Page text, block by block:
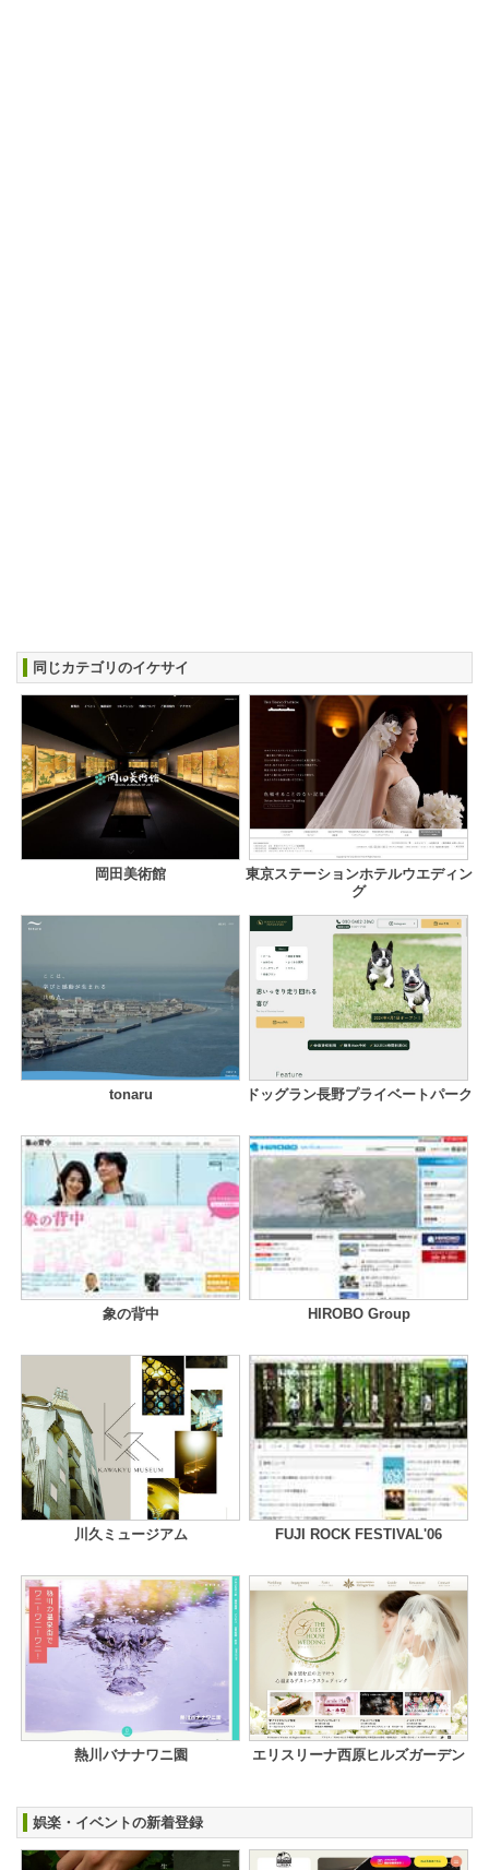
同じカテゴリのイケサイ
岡田美術館
東京ステーションホテルウエディン
グ
tonaru ドッグラン長野プライベートパーク
象の背中 HIROBO Group
川久ミュージアム FUJI ROCK FESTIVAL'06
熱川バナナワニ園 エリスリーナ西原ヒルズガーデン
娯楽・イベントの新着登録